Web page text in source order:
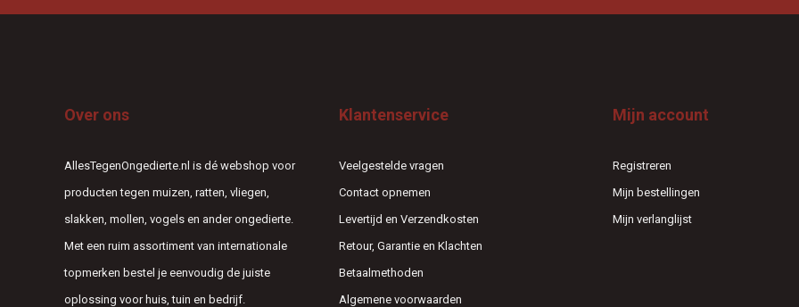
Over ons
AllesTegenOngedierte.nl is dé webshop voor
producten tegen muizen, ratten, vliegen,
slakken, mollen, vogels en ander ongedierte.
Met een ruim assortiment van internationale
topmerken bestel je eenvoudig de juiste
oplossing voor huis, tuin en bedrijf.
Klantenservice
Veelgestelde vragen
Contact opnemen
Levertijd en Verzendkosten
Retour, Garantie en Klachten
Betaalmethoden
Algemene voorwaarden
Mijn account
Registreren
Mijn bestellingen
Mijn verlanglijst